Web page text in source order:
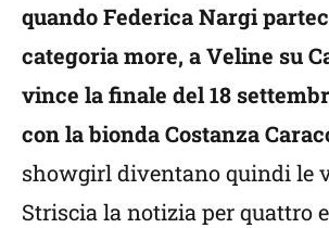
quando Federica Nargi
categoria more, a Veline su
vince la finale del 18
con la bionda Costanza
showgirl diventano quindi le
Striscia la notizia per quattro